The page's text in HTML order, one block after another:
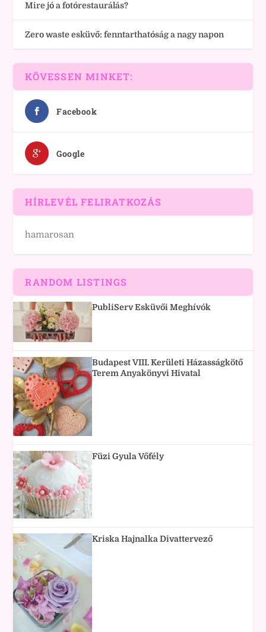
Mire jó a fotórestaurálás?
Zero waste esküvő: fenntarthatóság a nagy napon
KÖVESSEN MINKET:
Facebook
Google
HÍRLEVÉL FELIRATKOZÁS
hamarosan
RANDOM LISTINGS
PubliServ Esküvői Meghívók
Budapest VIII. Kerületi Házasságkötő
Terem Anyakönyvi Hivatal
Füzi Gyula Vőfély
Kriska Hajnalka Divattervező